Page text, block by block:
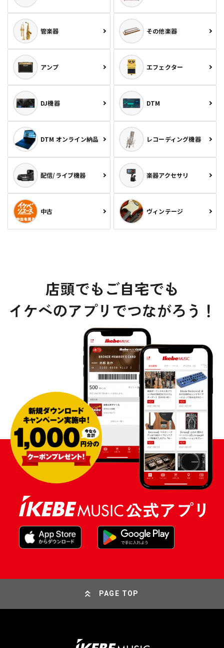
管楽器 その他楽器
アンプ エフェクター
DJ機器 DTM
DTM オンライン納品 レコーディング機器
配信/ライブ機器 楽器アクセサリ
中古 ヴィンテージ
PAGE TOP